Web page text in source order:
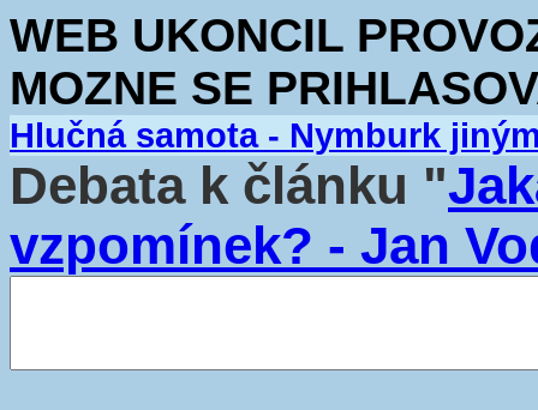
WEB UKONCIL
MOZNE SE
Hlučná samota - Nymburk
Debata k článku "
vzpomínek? - Jan